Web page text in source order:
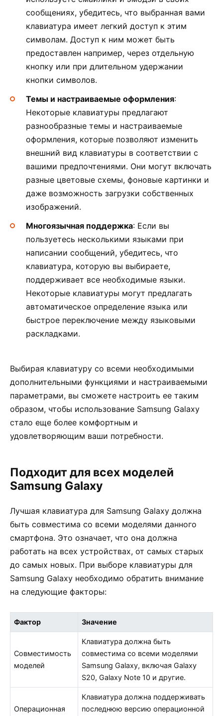
сообщениях, убедитесь, что выбранная вами
клавиатура имеет легкий доступ к этим
символам. Доступ к ним может быть
предоставлен например, через отдельную
кнопку или при длительном удержании
кнопки символов.
Темы и настраиваемые оформления:
Некоторые клавиатуры предлагают
разнообразные темы и настраиваемые
оформления, которые позволяют изменить
внешний вид клавиатуры в соответствии с
вашими предпочтениями. Они могут включать
разные цветовые схемы, фоновые картинки и
даже возможность загрузки собственных
изображений.
Многоязычная поддержка: Если вы
пользуетесь несколькими языками при
написании сообщений, убедитесь, что
клавиатура, которую вы выбираете,
поддерживает все необходимые языки.
Некоторые клавиатуры могут предлагать
автоматическое определение языка или
быстрое переключение между языковыми
раскладками.
Выбирая клавиатуру со всеми необходимыми
дополнительными функциями и настраиваемыми
параметрами, вы сможете настроить ее таким
образом, чтобы использование Samsung Galaxy
стало еще более комфортным и
удовлетворяющим ваши потребности.
Подходит для всех моделей
Samsung Galaxy
Лучшая клавиатура для Samsung Galaxy должна
быть совместима со всеми моделями данного
смартфона. Это означает, что она должна
работать на всех устройствах, от самых старых
до самых новых. При выборе клавиатуры для
Samsung Galaxy необходимо обратить внимание
на следующие факторы:
Фактор Значение
Совместимость
моделей
Клавиатура должна быть
совместима со всеми моделями
Samsung Galaxy, включая Galaxy
S20, Galaxy Note 10 и другие.
Операционная
Клавиатура должна поддерживать
последнюю версию операционной